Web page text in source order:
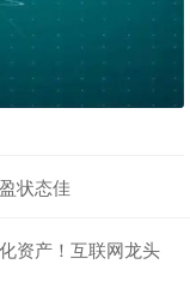
状态佳
资产！互联网龙头